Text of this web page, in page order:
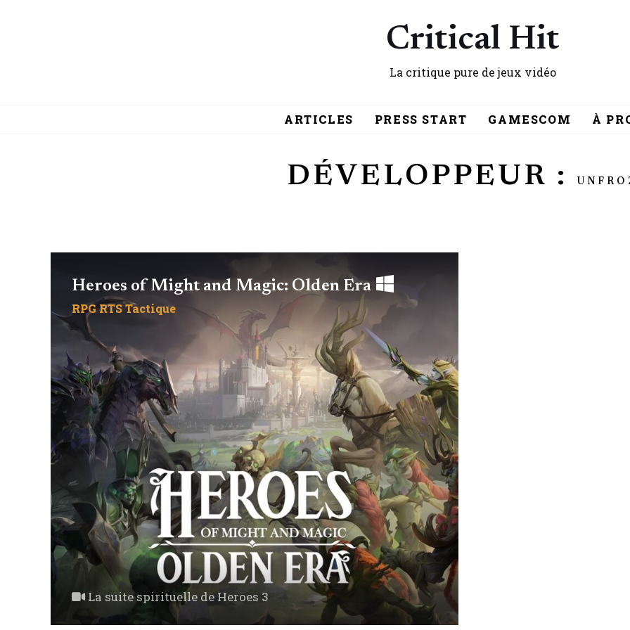
Critical Hit
La critique pure de jeux vidéo
ARTICLES PRESS START GAMESCOM À
DÉVELOPPEUR :
Heroes of Might and Magic: Olden Era
RPG RTSTactique
La suite spirituelle de Heroes 3